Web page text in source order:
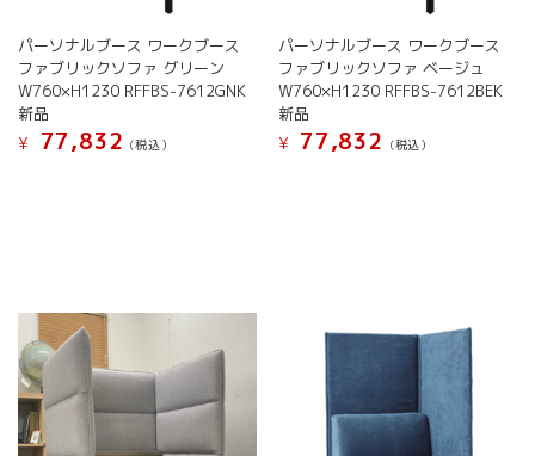
パーソナルブース ワークブース
ファブリックソファ グリーン
W760×H1230 RFFBS-7612GNK
新品
¥
77,832 (税込）
パーソナルブース ワークブース
ファブリックソファ ベージュ
W760×H1230 RFFBS-7612BEK
新品
¥
77,832 (税込）